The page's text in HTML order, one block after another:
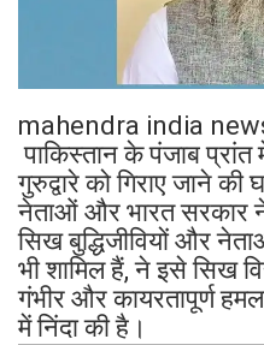
mahendra india
पाकिस्तान के पंजाब
गुरुद्वारे को गिराए जाने
नेताओं और भारत सरकार ने
सिख बुद्धिजीवियों और
भी शामिल हैं, ने इसे सिख
गंभीर और कायरतापूर्ण
में निंदा की है।